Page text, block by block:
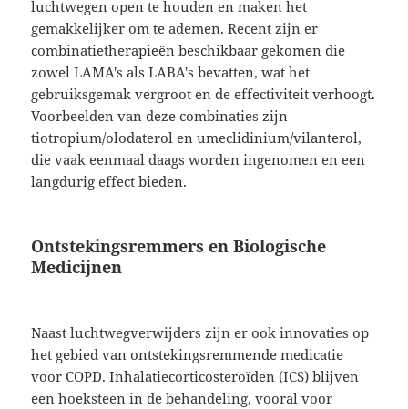
luchtwegen open te houden en maken het
gemakkelijker om te ademen. Recent zijn er
combinatietherapieën beschikbaar gekomen die
zowel LAMA's als LABA's bevatten, wat het
gebruiksgemak vergroot en de effectiviteit verhoogt.
Voorbeelden van deze combinaties zijn
tiotropium/olodaterol en umeclidinium/vilanterol,
die vaak eenmaal daags worden ingenomen en een
langdurig effect bieden.
Ontstekingsremmers en Biologische
Medicijnen
Naast luchtwegverwijders zijn er ook innovaties op
het gebied van ontstekingsremmende medicatie
voor COPD. Inhalatiecorticosteroïden (ICS) blijven
een hoeksteen in de behandeling, vooral voor